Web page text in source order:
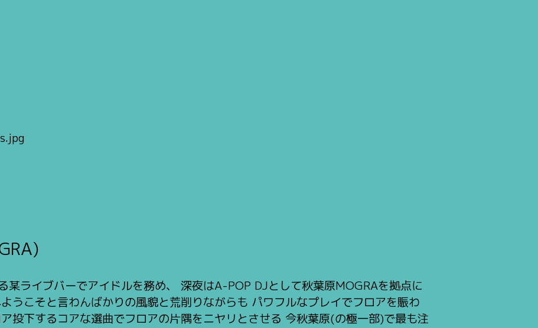
某ライブバーでアイドルを務め、 深夜はA-POP DJとして秋葉原MOGRAを拠点に
うこそと言わんばかりの風貌と荒削りながらも パワフルなプレイでフロアを賑わ
投下するコアな選曲でフロアの片隅をニヤリとさせる 今秋葉原(の極一部)で最も注